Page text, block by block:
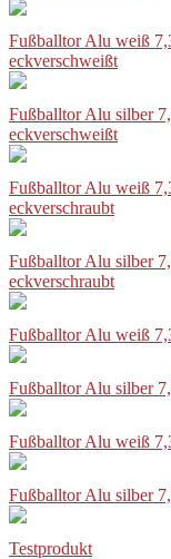
Fußballtor Alu weiß
eckverschweißt
Fußballtor Alu silber
eckverschweißt
Fußballtor Alu weiß
eckverschraubt
Fußballtor Alu silber
eckverschraubt
Fußballtor Alu weiß
Fußballtor Alu silber
Fußballtor Alu weiß
Fußballtor Alu silber
Testprodukt